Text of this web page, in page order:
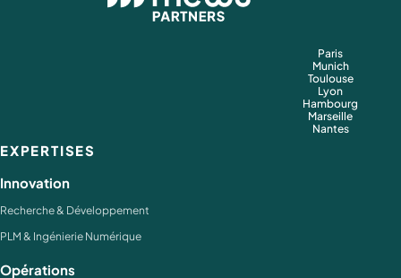
Paris
Munich
Toulouse
Lyon
Hambourg
Marseille
Nantes
EXPERTISES
Innovation
Recherche & Développement
PLM & Ingénierie Numérique
Opérations